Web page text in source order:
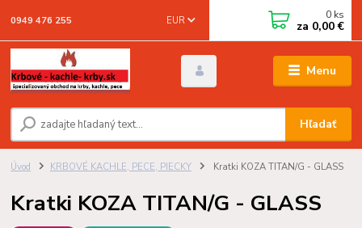
Menu
EUR
Hľadať
0949 476 255 0 ks
za 0,00 €
Úvod KRBOVÉ KACHLE, PECE, PIECKY Kratki KOZA TITAN/G - GLASS
Kratki KOZA TITAN/G - GLASS